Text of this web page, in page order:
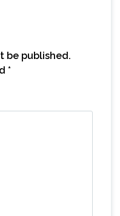
be published.
*